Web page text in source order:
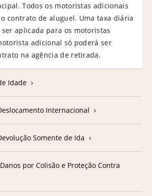
Todos os motoristas adicionais
contrato de aluguel. Uma taxa diária
aplicada para os motoristas
adicional só poderá ser
na agência de retirada.
Idade
Internacional
Somente de Ida
por Colisão e Proteção Contra